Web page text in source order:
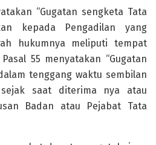
“Gugatan sengketa Tata
kepada Pengadilan yang
hukumnya meliputi tempat
55 menyatakan “Gugatan
tenggang waktu sembilan
saat diterima nya atau
Badan atau Pejabat Tata